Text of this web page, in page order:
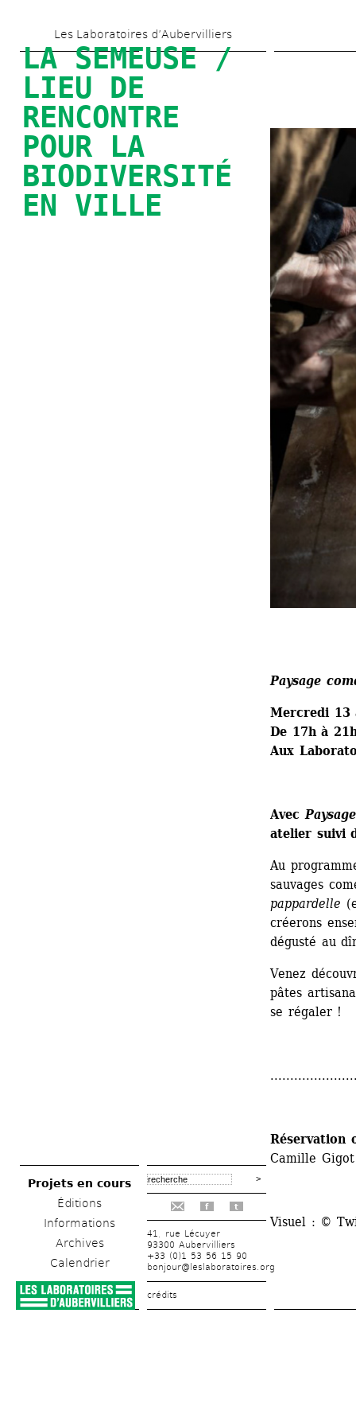
au
contenu
principal
Les Laboratoires d’Aubervilliers
LA SEMEUSE /
LIEU DE
RENCONTRE
POUR LA
BIODIVERSITÉ
EN VILLE
Projets en cours
Éditions
Informations
Archives
Calendrier
f t
41, rue Lécuyer
93300 Aubervilliers
+33 (0)1 53 56 15 90
bonjour@leslaboratoires.org
crédits
Paysage
Mercredi 13
De 17h à
Aux
Avec
atelier suivi
Au
sauvages
pappardelle
créerons
dégusté au
Venez
pâtes
se régaler !
Réservation
Camille
Visuel : ©